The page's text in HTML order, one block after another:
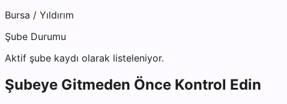
Bursa / Yıldırım
Şube Durumu
Aktif şube kaydı olarak listeleniyor.
Şubeye Gitmeden Önce Kontrol Edin